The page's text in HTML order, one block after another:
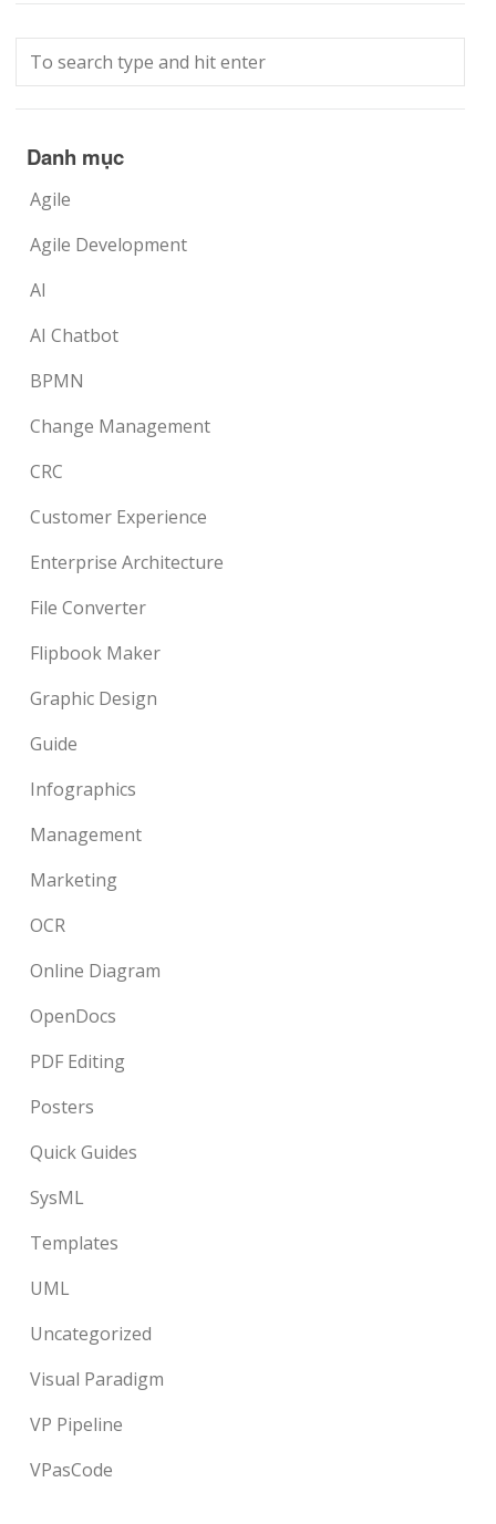
Danh mục
Agile
Agile Development
AI
AI Chatbot
BPMN
Change Management
CRC
Customer Experience
Enterprise Architecture
File Converter
Flipbook Maker
Graphic Design
Guide
Infographics
Management
Marketing
OCR
Online Diagram
OpenDocs
PDF Editing
Posters
Quick Guides
SysML
Templates
UML
Uncategorized
Visual Paradigm
VP Pipeline
VPasCode